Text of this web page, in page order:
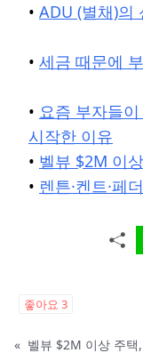
• ADU (별채)의
• 세금 때문에
• 요즘 부자들
시작한 이유
• 벨뷰 $2M 이
• 렌튼·켄트·페
좋아요 3
« 벨뷰 $2M 이상 주택